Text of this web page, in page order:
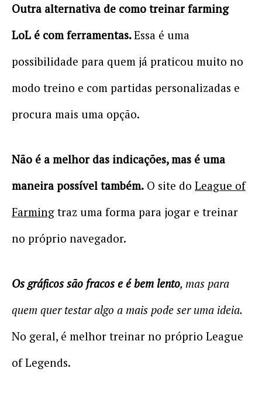
Outra alternativa de como treinar farming
LoL é com ferramentas.Essa é uma
possibilidade para quem já praticou muito no
modo treino e com partidas personalizadas e
procura mais uma opção.
Não é a melhor das indicações, mas é uma
maneira possível também. O site do League of
Farming traz uma forma para jogar e treinar
no próprio navegador.
Os gráficos são fracos e é bem lento, mas para
quem quer testar algo a mais pode ser uma ideia.
No geral, é melhor treinar no próprio League
of Legends.